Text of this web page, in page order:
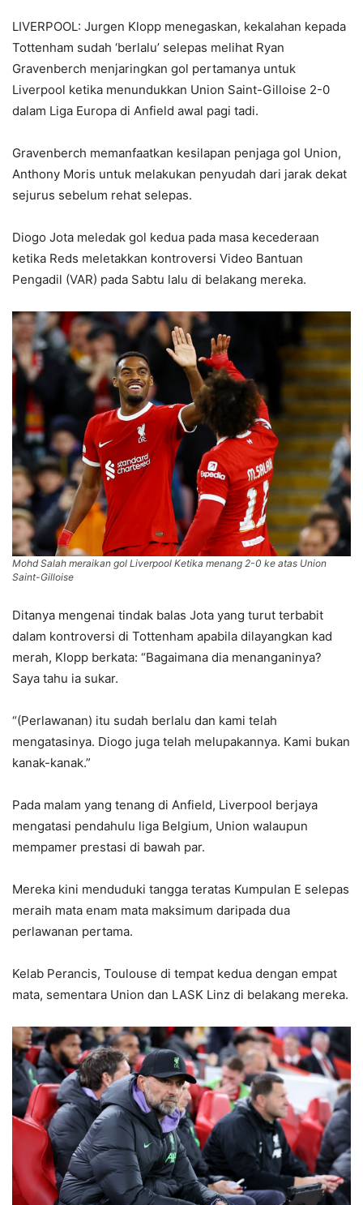
LIVERPOOL: Jurgen Klopp menegaskan, kekalahan kepada
Tottenham sudah ‘berlalu’ selepas melihat Ryan
Gravenberch menjaringkan gol pertamanya untuk
Liverpool ketika menundukkan Union Saint-Gilloise 2-0
dalam Liga Europa di Anfield awal pagi tadi.
Gravenberch memanfaatkan kesilapan penjaga gol Union,
Anthony Moris untuk melakukan penyudah dari jarak dekat
sejurus sebelum rehat selepas.
Diogo Jota meledak gol kedua pada masa kecederaan
ketika Reds meletakkan kontroversi Video Bantuan
Pengadil (VAR) pada Sabtu lalu di belakang mereka.
Mohd Salah meraikan gol Liverpool Ketika menang 2-0 ke atas Union
Saint-Gilloise
Ditanya mengenai tindak balas Jota yang turut terbabit
dalam kontroversi di Tottenham apabila dilayangkan kad
merah, Klopp berkata: “Bagaimana dia menanganinya?
Saya tahu ia sukar.
“(Perlawanan) itu sudah berlalu dan kami telah
mengatasinya. Diogo juga telah melupakannya. Kami bukan
kanak-kanak.”
Pada malam yang tenang di Anfield, Liverpool berjaya
mengatasi pendahulu liga Belgium, Union walaupun
mempamer prestasi di bawah par.
Mereka kini menduduki tangga teratas Kumpulan E selepas
meraih mata enam mata maksimum daripada dua
perlawanan pertama.
Kelab Perancis, Toulouse di tempat kedua dengan empat
mata, sementara Union dan LASK Linz di belakang mereka.